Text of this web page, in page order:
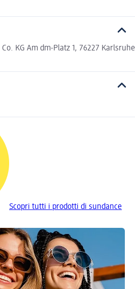
KG Am dm-Platz 1, 76227 Karlsruhe
Scopri tutti i prodotti di sundance